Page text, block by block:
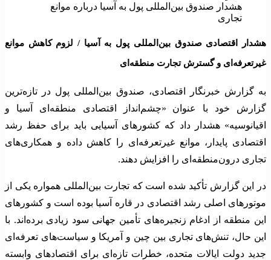
هشدار صندوق بین‌المللی پول به آسیا درباره موانع
تجاری
هشدار اقتصادی صندوق بین‌المللی پول به آسیا / لزوم کاهش موانع
غیرتعرفه‌ای و گسترش تجارت منطقه‌ای
به گزارش خبرنگار اقتصادی، صندوق بین‌المللی پول در تازه‌ترین
گزارش خود با عنوان «چشم‌انداز اقتصادی منطقه‌ای آسیا و
اقیانوسیه» هشدار داد که کشورهای آسیایی باید برای حفظ رشد
اقتصادی پایدار، موانع غیرتعرفه‌ای را کاهش داده و همکاری‌های
تجاری درون‌منطقه‌ای را افزایش دهند.
در این گزارش تأکید شده است که تجارت بین‌المللی همواره یکی از
موتورهای اصلی رشد اقتصادی در قاره آسیا بوده است و کشورهای
این منطقه از ادغام زنجیره‌های تأمین جهانی سود زیادی برده‌اند. با
این حال، تنش‌های تجاری بین چین و آمریکا و سیاست‌های تعرفه‌ای
جدید دولت ایالات متحده، خطرات تازه‌ای برای اقتصادهای وابسته